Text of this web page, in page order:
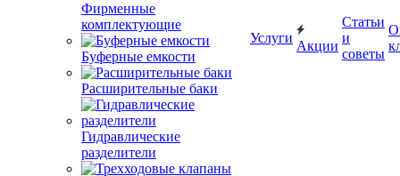
Фирменные
комплектующие
Буферные емкости
Расширительные баки
Гидравлические
разделители
Услуги
Акции
Статьи
и
советы